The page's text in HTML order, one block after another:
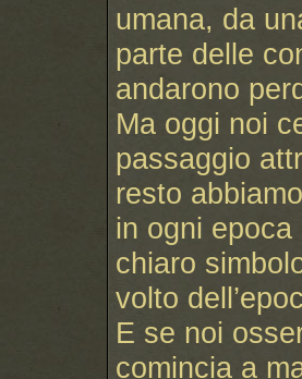
umana, da
parte delle
andarono
Ma oggi noi
passaggio
resto
in ogni
chiaro
volto
E se noi
comincia a